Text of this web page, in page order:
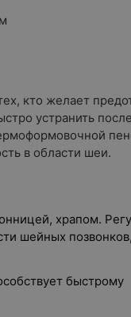
кто желает
устранить
в области шеи.
храпом.
шейных
быстрому